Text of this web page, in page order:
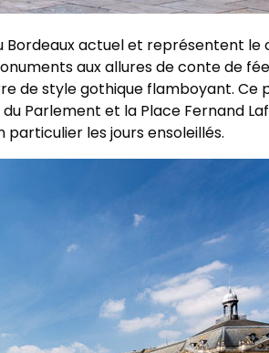
Bordeaux actuel et représentent
aux allures de conte de
de style gothique flamboyant.
Parlement et la Place Fernand
les jours ensoleillés.